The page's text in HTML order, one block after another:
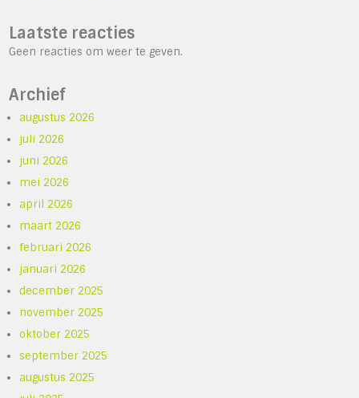
Laatste reacties
Geen reacties om weer te geven.
Archief
augustus 2026
juli 2026
juni 2026
mei 2026
april 2026
maart 2026
februari 2026
januari 2026
december 2025
november 2025
oktober 2025
september 2025
augustus 2025